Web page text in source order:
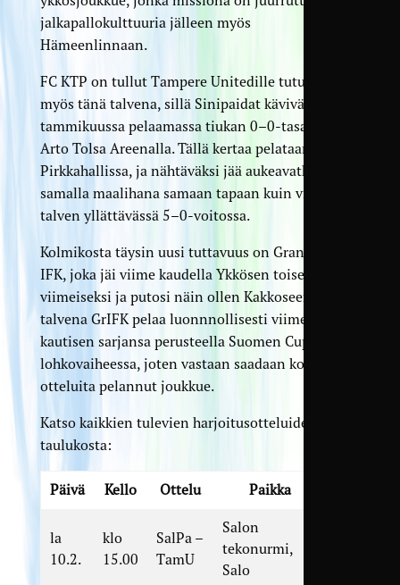
jalkapallokulttuuria jälleen myös
Hämeenlinnaan.
FC KTP on tullut Tampere Unitedille tutuksi
myös tänä talvena, sillä Sinipaidat kävivät
tammikuussa pelaamassa tiukan 0–0-tasapelin
Arto Tolsa Areenalla. Tällä kertaa pelataan sisällä
Pirkkahallissa, ja nähtäväksi jää aukeavatko
samalla maalihana samaan tapaan kuin viime
talven yllättävässä 5–0-voitossa.
Kolmikosta täysin uusi tuttavuus on Grankulla
IFK, joka jäi viime kaudella Ykkösen toiseksi
viimeiseksi ja putosi näin ollen Kakkoseen. Tänä
talvena GrIFK pelaa luonnnollisesti viime
kautisen sarjansa perusteella Suomen Cupin
lohkovaiheessa, joten vastaan saadaan kovia
otteluita pelannut joukkue.
Katso kaikkien tulevien harjoitusotteluiden tiedot
taulukosta:
Päivä Kello Ottelu Paikka
la
10.2.
klo
15.00
SalPa –
TamU
Salon
tekonurmi,
Salo